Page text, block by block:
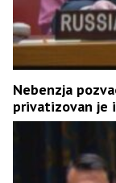
Nebenzja
privatizovan je